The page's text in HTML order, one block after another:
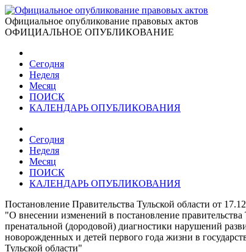
Официальное опубликование правовых актов
ОФИЦИАЛЬНОЕ ОПУБЛИКОВАНИЕ
Сегодня
Неделя
Месяц
ПОИСК
КАЛЕНДАРЬ ОПУБЛИКОВАНИЯ
Сегодня
Неделя
Месяц
ПОИСК
КАЛЕНДАРЬ ОПУБЛИКОВАНИЯ
Постановление Правительства Тульской области от
"О внесении изменений в постановление
пренатальной (дородовой) диагностики нарушений
новорожденных и детей первого года жизни в
Тульской области"